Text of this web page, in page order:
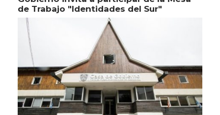
de Trabajo "Identidades del Sur"